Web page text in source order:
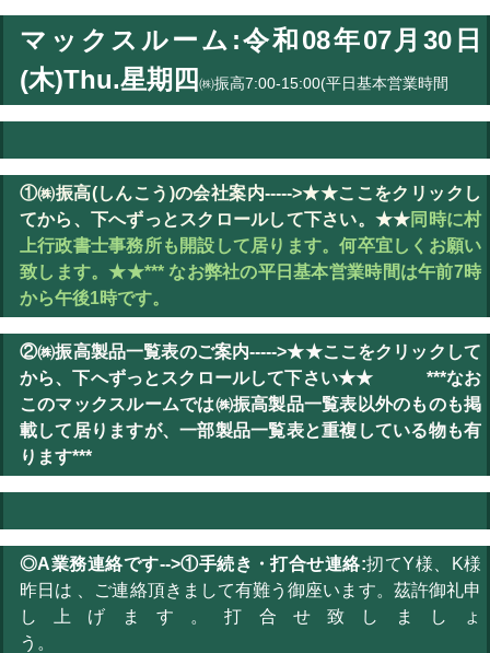
マックスルーム:令和08年07月30日
(木)Thu.星期四 ㈱振高7:00-15:00(平日基本営業時間
①㈱振高(しんこう)の会社案内----->★★ここをクリックし
てから、下へずっとスクロールして下さい。★★同時に村
上行政書士事務所も開設して居ります。何卒宜しくお願い
致します。★★*** なお弊社の平日基本営業時間は午前7時
から午後1時です。
②㈱振高製品一覧表のご案内----->★★ここをクリックして
から、下へずっとスクロールして下さい★★ ***なお
このマックスルームでは㈱振高製品一覧表以外のものも掲
載して居りますが、一部製品一覧表と重複している物も有
ります***
◎A業務連絡です-->①手続き・打合せ連絡:扨てY様、K様
昨日は 、ご連絡頂きまして有難う御座います。茲許御礼申
し上げます。打合せ致しましょ
う。